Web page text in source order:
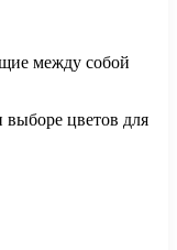
между собой
выборе цветов для